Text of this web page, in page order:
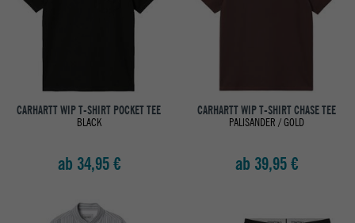
CARHARTT WIP T-SHIRT POCKET TEE
BLACK
ab 34,95 €
CARHARTT WIP T-SHIRT CHASE TEE
PALISANDER / GOLD
ab 39,95 €